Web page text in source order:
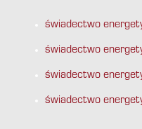
świadectwo
świadectwo
świadectwo
świadectwo